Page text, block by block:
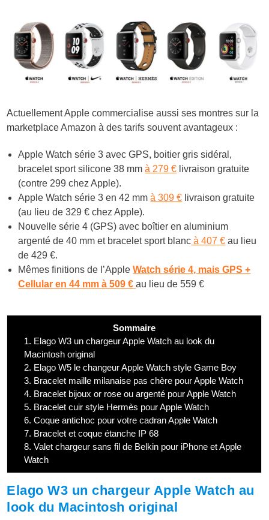
Actuellement Apple commercialise aussi ses montres sur la
marketplace Amazon à des tarifs souvent avantageux :
Apple Watch série 3 avec GPS, boitier gris sidéral,
bracelet sport silicone 38 mmà 279 € livraison gratuite
(contre 299 chez Apple).
Apple Watch série 3 en 42 mmà 309 € livraison gratuite
(au lieu de 329 € chez Apple).
Nouvelle série 4 (GPS) avec boîtier en aluminium
argenté de 40 mm et bracelet sport blanc à 407 € au lieu
de 429 €.
Mêmes finitions de l’AppleWatch série 4, mais GPS +
Cellular en 44 mm à 509 € au lieu de 559 €
Sommaire
1. Elago W3 un chargeur Apple Watch au look du
Macintosh original
2. Elago W5 le changeur Apple Watch style Game Boy
3. Bracelet maille milanaise pas chère pour Apple Watch
4. Bracelet bijoux or rose ou argenté pour Apple Watch
5. Bracelet cuir style Hermès pour Apple Watch
6. Coque antichoc pour votre cadran Apple Watch
7. Bracelet et coque étanche IP 68
8. Valet chargeur sans fil de Belkin pour iPhone et Apple
Watch
Elago W3 un chargeur Apple Watch au
look du Macintosh original